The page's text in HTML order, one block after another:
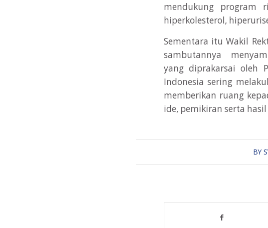
mendukung program
hiperkolesterol,
Sementara itu Wakil
sambutannya
yang diprakarsai oleh
Indonesia sering
memberikan ruang
ide, pemikiran serta
BY